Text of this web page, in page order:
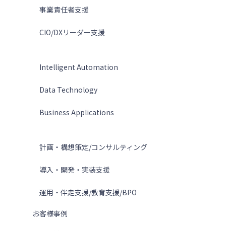
事業責任者支援
CIO/DXリーダー支援
Intelligent Automation
Data Technology
Business Applications
計画・構想策定/コンサルティング
導入・開発・実装支援
運用・伴走支援/教育支援/BPO
お客様事例